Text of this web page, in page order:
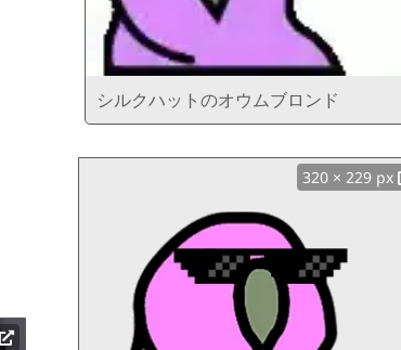
シルクハットのオウムブロンド
320 × 229 px